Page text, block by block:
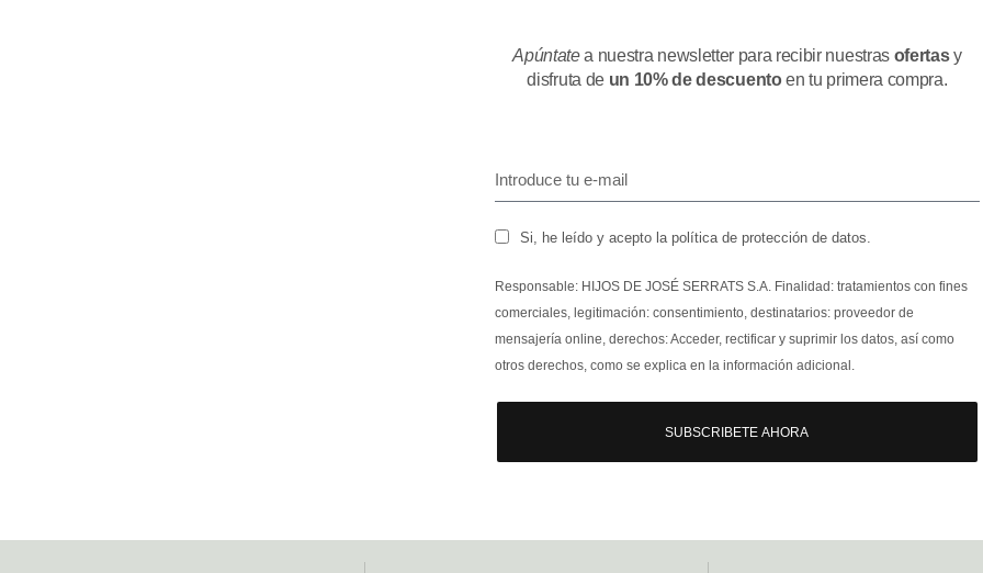
Apúntatea nuestra newsletter para recibir nuestras ofertasy
disfruta de un 10% de descuentoen tu primera compra.
Si, he leído y acepto la política de protección de datos.
Responsable: HIJOS DE JOSÉ SERRATS S.A. Finalidad: tratamientos con fines
comerciales, legitimación: consentimiento, destinatarios: proveedor de
mensajería online, derechos: Acceder, rectificar y suprimir los datos, así como
otros derechos, como se explica en la información adicional.
SUBSCRIBETE AHORA